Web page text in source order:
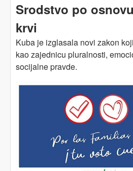
Srodstvo po
krvi
Kuba je izglasala novi zakon
kao zajednicu pluralnosti,
socijalne pravde.